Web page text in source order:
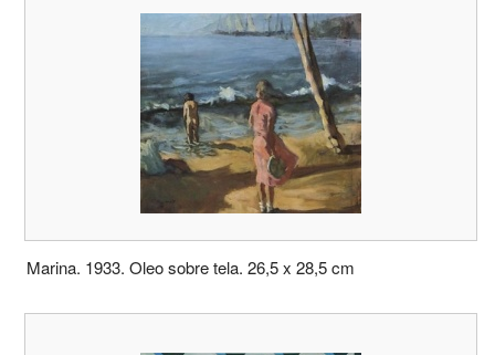
Marina. 1933. Oleo sobre tela. 26,5 x 28,5 cm